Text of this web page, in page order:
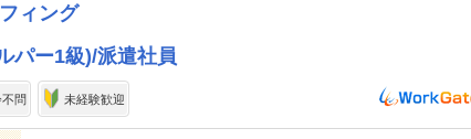
ィング
パー1級)/派遣社員
問 未経験歓迎